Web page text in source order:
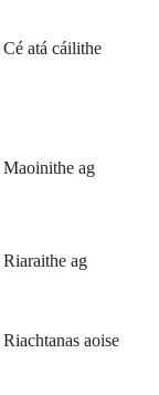
Cé atá cáilithe
Maoinithe ag
Riaraithe ag
Riachtanas aoise